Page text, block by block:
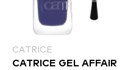
CATRICE
CATRICE GEL AFFAIR